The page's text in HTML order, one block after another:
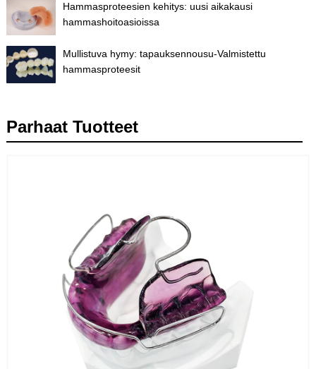
Hammasproteesien kehitys: uusi aikakausi
hammashoitoasioissa
Mullistuva hymy: tapauksennousu-Valmistettu
hammasproteesit
Parhaat Tuotteet